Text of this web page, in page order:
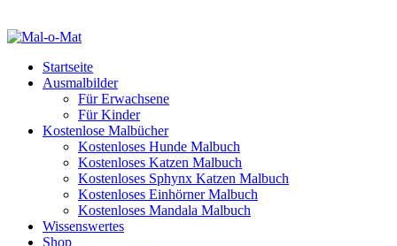
Startseite
Ausmalbilder
Für Erwachsene
Für Kinder
Kostenlose Malbücher
Kostenloses Hunde Malbuch
Kostenloses Katzen Malbuch
Kostenloses Sphynx Katzen Malbuch
Kostenloses Einhörner Malbuch
Kostenloses Mandala Malbuch
Wissenswertes
Shop